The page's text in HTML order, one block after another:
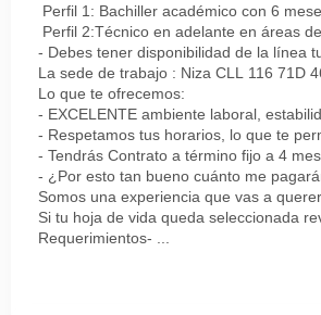
Perfil 1: Bachiller académico con 6
Perfil 2:Técnico en adelante en áreas
- Debes tener disponibilidad de la línea
La sede de trabajo : Niza CLL 116 71D
Lo que te ofrecemos:
- EXCELENTE ambiente laboral,
- Respetamos tus horarios, lo que te
- Tendrás Contrato a término fijo a 4
- ¿Por esto tan bueno cuánto me
Somos una experiencia que vas a
Si tu hoja de vida queda seleccionada
Requerimientos- ...